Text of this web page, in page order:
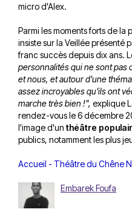
micro d'Alex.
Parmi les moments forts de la
insiste sur la Veillée présenté
franc succès depuis dix ans.
personnalités qui ne sont pas
et nous, et autour d'une
assez incroyables qu'ils ont
marche très bien !", explique
rendez-vous le 6 décembre
l'image d'un théâtre
publics, notamment les plus
Accueil - Théâtre du Chêne
Embarek Foufa